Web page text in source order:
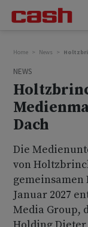
Home News
NEWS
Dach
Die
von
gemeinsamen
Januar 2027
Media Group,